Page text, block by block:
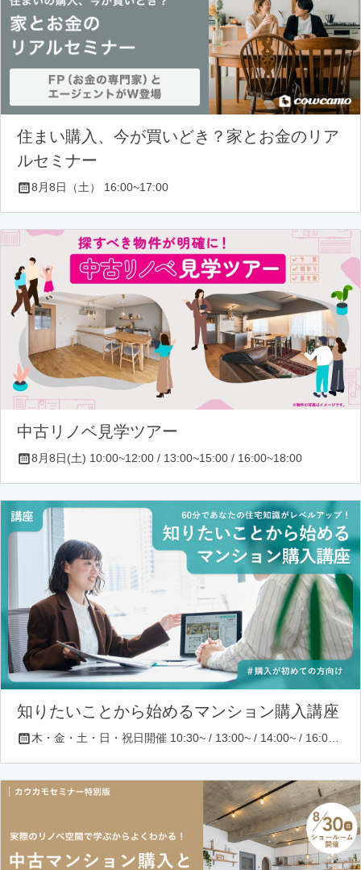
住まい購入、今が買いどき？家とお金のリア
ルセミナー
8月8日（土） 16:00~17:00
中古リノベ見学ツアー
8月8日(土) 10:00~12:00 / 13:00~15:00 / 16:00~18:00
知りたいことから始めるマンション購入講座
木・金・土・日・祝日開催 10:30~ / 13:00~ / 14:00~ / 16:00~ / 17:00~/ 18:30~/ 19:30~